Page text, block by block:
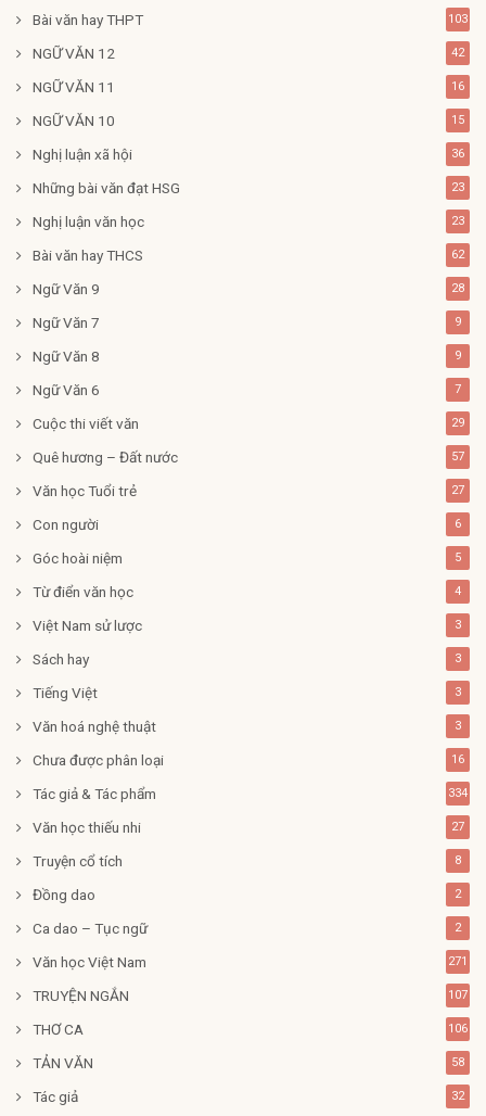
Bài văn hay THPT 103
NGỮ VĂN 12 42
NGỮ VĂN 11 16
NGỮ VĂN 10 15
Nghị luận xã hội 36
Những bài văn đạt HSG 23
Nghị luận văn học 23
Bài văn hay THCS 62
Ngữ Văn 9 28
Ngữ Văn 7 9
Ngữ Văn 8 9
Ngữ Văn 6 7
Cuộc thi viết văn 29
Quê hương – Đất nước 57
Văn học Tuổi trẻ 27
Con người 6
Góc hoài niệm 5
Từ điển văn học 4
Việt Nam sử lược 3
Sách hay 3
Tiếng Việt 3
Văn hoá nghệ thuật 3
Chưa được phân loại 16
Tác giả & Tác phẩm 334
Văn học thiếu nhi 27
Truyện cổ tích 8
Đồng dao 2
Ca dao – Tục ngữ 2
Văn học Việt Nam 271
TRUYỆN NGẮN 107
THƠ CA 106
TẢN VĂN 58
Tác giả 32